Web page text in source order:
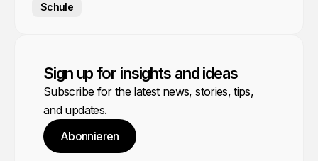
Schule
Sign up for insights and ideas
Subscribe for the latest news, stories, tips,
and updates.
Abonnieren